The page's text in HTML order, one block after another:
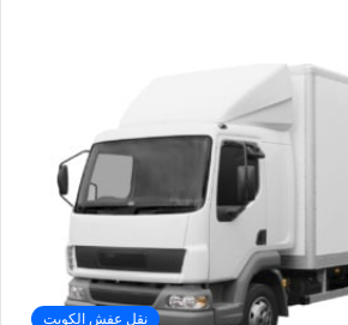
نقل عفش الكويت